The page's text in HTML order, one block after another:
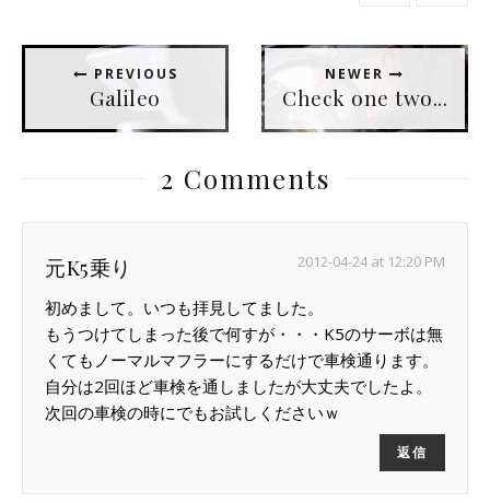
PREVIOUS
Galileo
NEWER
Check one two...
2 Comments
元K5乗り 2012-04-24 at 12:20 PM
初めまして。いつも拝見してました。
もうつけてしまった後で何すが・・・K5のサーボは無
くてもノーマルマフラーにするだけで車検通ります。
自分は2回ほど車検を通しましたが大丈夫でしたよ。
次回の車検の時にでもお試しくださいｗ
返信